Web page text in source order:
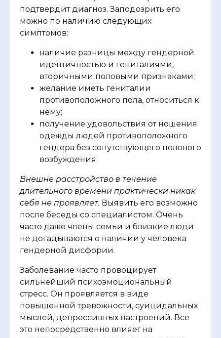
подтвердит диагноз. Заподозрить его
можно по наличию следующих
симптомов:
наличие разницы между гендерной
идентичностью и гениталиями,
вторичными половыми признаками;
желание иметь гениталии
противоположного пола, относиться к
нему;
получение удовольствия от ношения
одежды людей противоположного
гендера без сопутствующего полового
возбуждения.
Внешне расстройство в течение
длительного времени практически никак
себя не проявляет. Выявить его возможно
после беседы со специалистом. Очень
часто даже члены семьи и близкие люди
не догадываются о наличии у человека
гендерной дисфории.
Заболевание часто провоцирует
сильнейший психоэмоциональный
стресс. Он проявляется в виде
повышенной тревожности, суицидальных
мыслей, депрессивных настроений. Все
это непосредственно влияет на